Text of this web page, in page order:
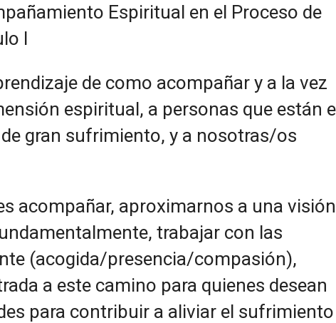
Espiritual en el Proceso de
I
de como acompañar y a la vez
espiritual, a personas que están
gran sufrimiento, y a nosotras/os
acompañar, aproximarnos a una visión
trabajar con las
(acogida/presencia/compasión),
a este camino para quienes desean
para contribuir a aliviar el sufrimiento